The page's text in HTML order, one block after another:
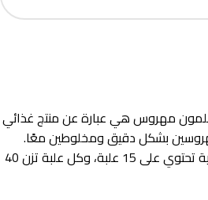
مهروس هي عبارة عن منتج غذائي
بشكل دقيق ومخلوطين معًا.
يأتي المنتج في عبوة اقتصادية تحتوي على 15 علبة، وكل علبة تزن 40